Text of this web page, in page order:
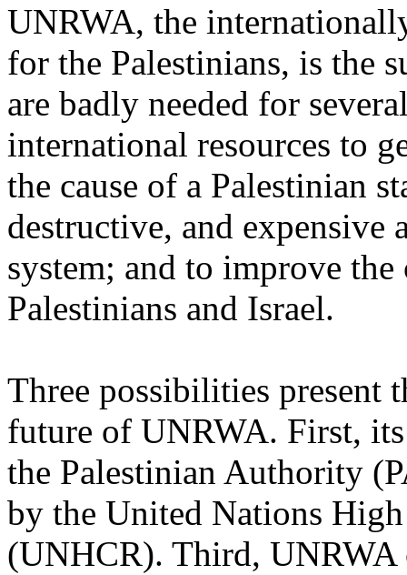
UNRWA, the
for the Palestinians, is the
are badly needed for
international resources to
the cause of a Palestinian
destructive, and
system; and to improve the
Palestinians and Israel.
Three possibilities present
future of UNRWA. First,
the Palestinian Authority
by the United Nations
(UNHCR). Third, UNRWA